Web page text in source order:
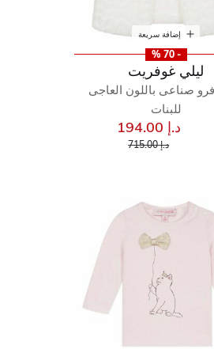
إضافة سريعة
- 70 %
ليلي غوفريت
صناعى باللون العاجى
للبنات
د.إ 194.00
سعر مخفض من
د.إ 715.00 إلى